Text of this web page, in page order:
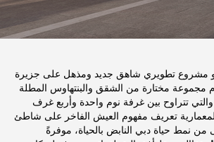
مشروع تطويري شاهق جديد ومذهل على جزيرة
مجموعة مختارة من الشقق والبنتهاوس المطلة
والتي تتراوح بين غرفة نوم واحدة وأربع غرف
تعريف مفهوم العيش الفاخر على شاطئ
نمط حياة دبي النابض بالحياة، موفرةً